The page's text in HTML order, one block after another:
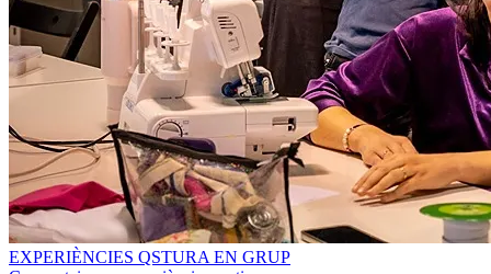
EXPERIÈNCIES QSTURA EN GRUP